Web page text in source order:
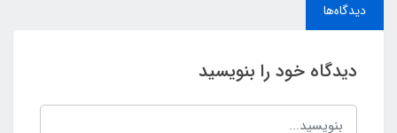
دیدگاه‌ها
دیدگاه خود را بنویسید